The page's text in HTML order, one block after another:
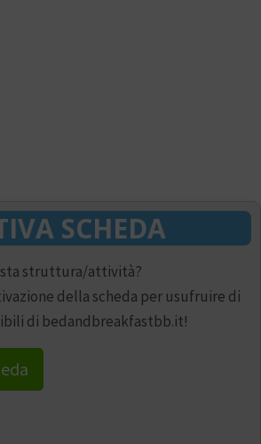
SCHEDA
struttura/attività?
della scheda per usufruire di
di bedandbreakfastbb.it!